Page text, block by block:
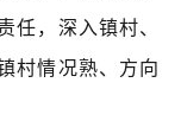
任，深入镇村、
村情况熟、方向